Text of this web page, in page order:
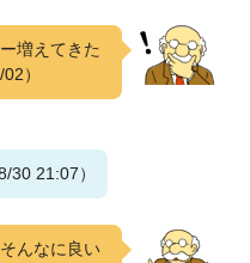
増えてきた
）
30 21:07）
んなに良い